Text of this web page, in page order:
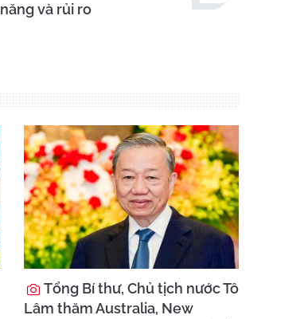
năng và rủi ro
Tổng Bí thư, Chủ tịch nước Tô
Lâm thăm Australia, New